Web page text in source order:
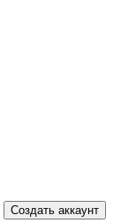
Создать аккаунт